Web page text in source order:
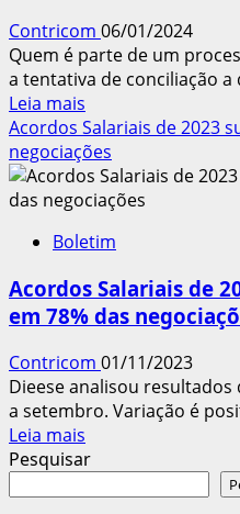
Contricom 06/01/2024
Quem é parte de um
a tentativa de conciliação
Leia mais
mais
sobre
Acordos
em
no
ultrapassam
R$
milhões
em
2023
Acordos Salariais de 2023
negociações
Boletim
Acordos Salariais de
em 78% das
Contricom 01/11/2023
Dieese analisou
a setembro. Variação é
Leia mais
mais
Acordos
Pesquisar